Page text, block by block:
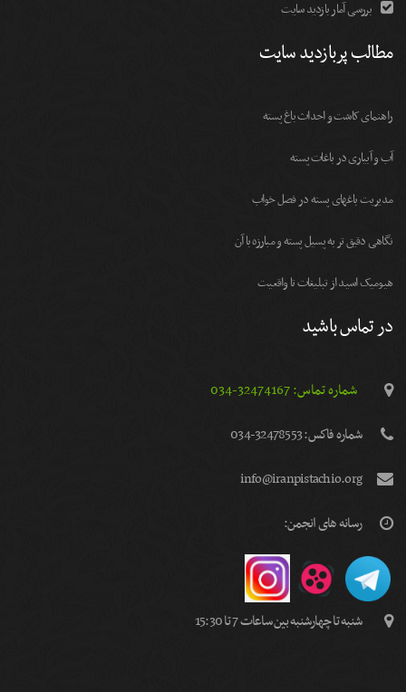
بررسی آمار بازدید سایت
مطالب پربازدید سایت
راهنمای کاشت و احداث باغ پسته
آب و آبیاری در باغات پسته
مديريت باغهای پسته در فصل خواب
نگاهی دقیق تر به پسیل پسته و مبارزه با آن
هیومیک اسید از تبلیغات تا واقعیت
در تماس باشید
شماره تماس: 32474167-034
شماره فاكس: 32478553-034
info@iranpistachio.org
رسانه های انجمن:
شنبه تا چهارشنبه بین ساعات 7 تا 15:30